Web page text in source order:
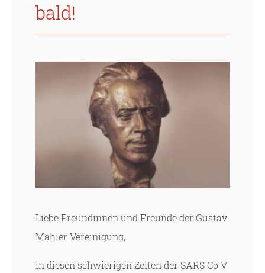
bald!
Liebe Freundinnen und Freunde der Gustav
Mahler Vereinigung,
in diesen schwierigen Zeiten der SARS Co V